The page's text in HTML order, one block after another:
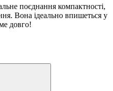
поєднання компактності,
Вона ідеально впишеться у
довго!